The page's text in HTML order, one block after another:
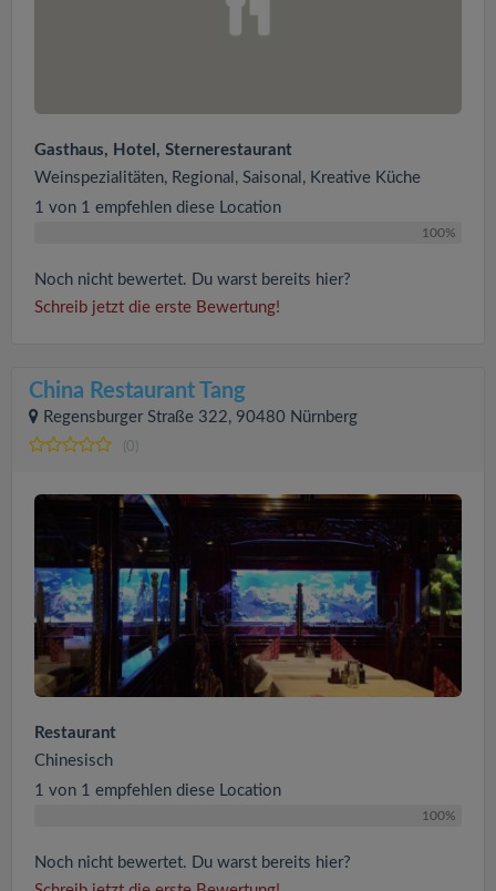
Gasthaus, Hotel, Sternerestaurant
Weinspezialitäten, Regional, Saisonal, Kreative Küche
1 von 1 empfehlen diese Location
100%
Noch nicht bewertet. Du warst bereits hier?
Schreib jetzt die erste Bewertung!
China Restaurant Tang
Regensburger Straße 322, 90480 Nürnberg
(0)
Restaurant
Chinesisch
1 von 1 empfehlen diese Location
100%
Noch nicht bewertet. Du warst bereits hier?